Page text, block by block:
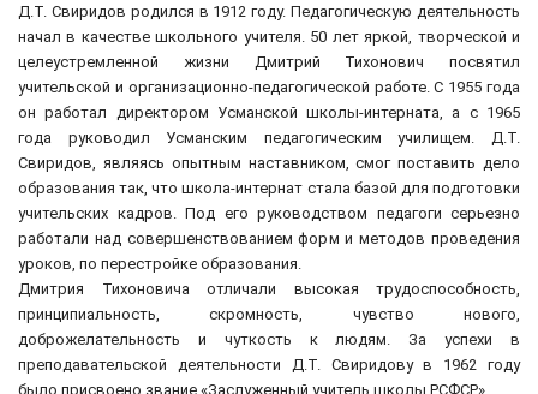
Д.Т. Свиридов родился в 1912 году. Педагогическую деятельность
начал в качестве школьного учителя. 50 лет яркой, творческой и
целеустремленной жизни Дмитрий Тихонович посвятил
учительской и организационно-педагогической работе. С 1955 года
он работал директором Усманской школы-интерната, а с 1965
года руководил Усманским педагогическим училищем. Д.Т.
Свиридов, являясь опытным наставником, смог поставить дело
образования так, что школа-интернат стала базой для подготовки
учительских кадров. Под его руководством педагоги серьезно
работали над совершенствованием форм и методов проведения
уроков, по перестройке образования.
Дмитрия Тихоновича отличали высокая трудоспособность,
принципиальность, скромность, чувство нового,
доброжелательность и чуткость к людям. За успехи в
преподавательской деятельности Д.Т. Свиридову в 1962 году
было присвоено звание «Заслуженный учитель школы РСФСР».